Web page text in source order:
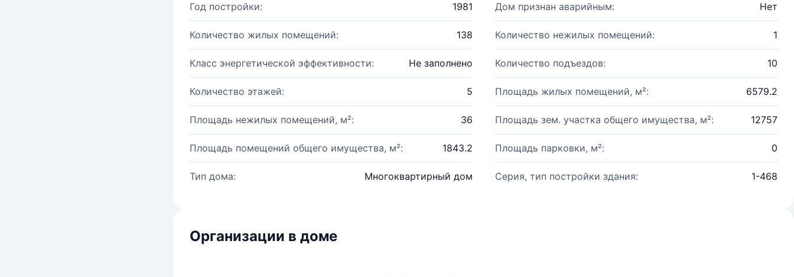
Год постройки: 1981 Дом признан аварийным: Нет
Количество жилых помещений: 138 Количество нежилых помещений: 1
Класс энергетической эффективности: Не заполнено Количество подъездов: 10
Количество этажей: 5 Площадь жилых помещений, м²: 6579.2
Площадь нежилых помещений, м²: 36 Площадь зем. участка общего имущества, м²: 12757
Площадь помещений общего имущества, м²: 1843.2 Площадь парковки, м²: 0
Тип дома: Многоквартирный дом Серия, тип постройки здания: 1-468
Организации в доме